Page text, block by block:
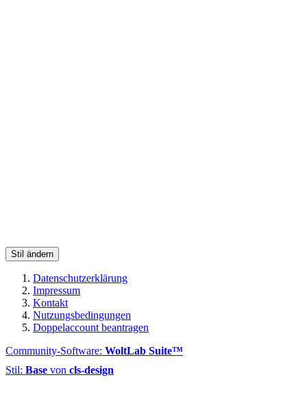
Stil ändern
Datenschutzerklärung
Impressum
Kontakt
Nutzungsbedingungen
Doppelaccount beantragen
Community-Software: WoltLab Suite™
Stil: Base von cls-design